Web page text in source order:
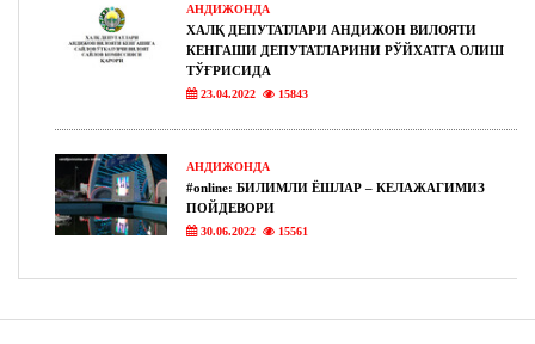
АНДИЖОНДА
ХАЛҚ ДЕПУТАТЛАРИ АНДИЖОН ВИЛОЯТИ
КЕНГАШИ ДЕПУТАТЛАРИНИ РЎЙХАТГА ОЛИШ
ТЎҒРИСИДА
23.04.2022 15843
АНДИЖОНДА
#online: БИЛИМЛИ ЁШЛАР – КЕЛАЖАГИМИЗ
ПОЙДЕВОРИ
30.06.2022 15561